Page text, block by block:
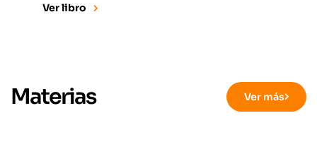
Ver libro
Materias Ver más